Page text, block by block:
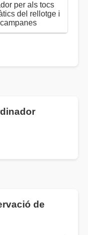
per als tocs
del rellotge i
de